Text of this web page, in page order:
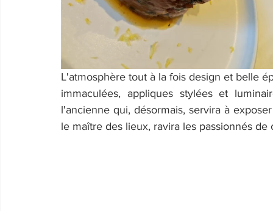
L'atmosphère tout à la fois design et belle
immaculées, appliques stylées et
l'ancienne qui, désormais, servira à
le maître des lieux, ravira les passionnés